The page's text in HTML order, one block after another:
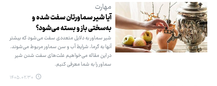
مهارت
آیا شیر سماورتان سفت شده و
به‌سختی باز و بسته می‌شود؟
شیر سماور به دلایل متعددی سفت می‌شود که بیشتر
آنها به گرما، شرایط آب و سن سماور مربوط می‌شوند.
در این مقاله می‌خواهیم علت‌های سفت شدن شیر
سماور را به شما معرفی کنیم.
۱۴۰۵.۰۲.۳۰